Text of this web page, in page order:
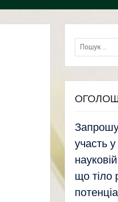
Пошук:
участь у
що тіло